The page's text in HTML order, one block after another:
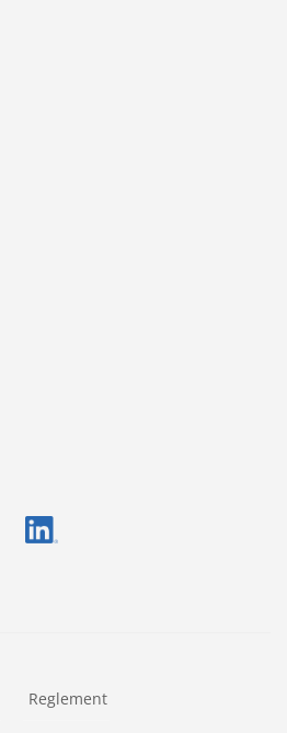
Reglement